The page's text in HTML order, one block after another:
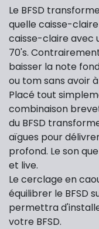
Le BFSD
quelle caisse-claire
caisse-claire avec
70's.
baisser la note
ou tom sans avoir
Placé tout
combinaison
du BFSD
aïgues pour
profond. Le son
et live.
Le cerclage en
équilibrer le BFSD
permettra
votre BFSD.